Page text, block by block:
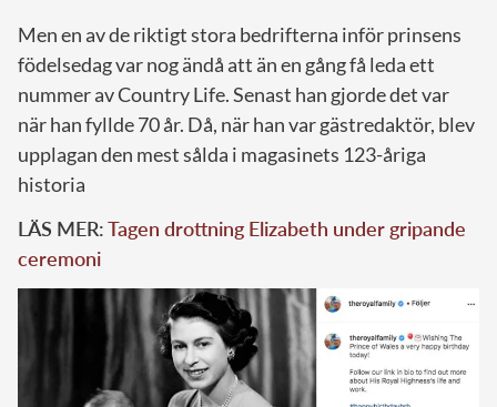
Men en av de riktigt stora bedrifterna inför prinsens
födelsedag var nog ändå att än en gång få leda ett
nummer av Country Life. Senast han gjorde det var
när han fyllde 70 år. Då, när han var gästredaktör, blev
upplagan den mest sålda i magasinets 123-åriga
historia
LÄS MER:Tagen drottning Elizabeth under gripande
ceremoni